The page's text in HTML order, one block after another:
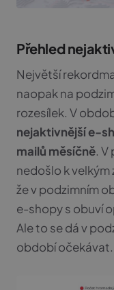
Přehled
Největší
naopak na
rozesílek. V
nejaktivnější e-
mailů měsíčně.
nedošlo k velkým
že v podzimním
e-shopy s obuví
Ale to se dá v
období očekávat.